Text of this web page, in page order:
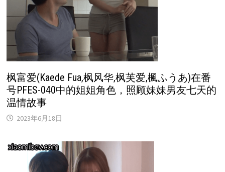
枫富爱(Kaede Fua,枫风华,枫芙爱,楓ふうあ)在番
号PFES-040中的姐姐角色，照顾妹妹男友七天的
温情故事
2023年6月18日